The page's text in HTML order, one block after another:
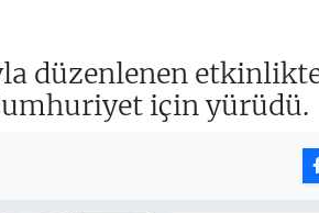
düzenlenen
için yürüdü.